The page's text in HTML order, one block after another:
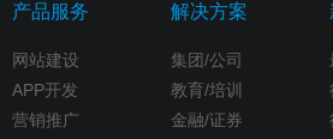
产品服务
网站建设
APP开发
营销推广
解决方案
集团/公司
教育/培训
金融/证券